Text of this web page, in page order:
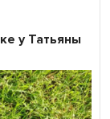
у Татьяны